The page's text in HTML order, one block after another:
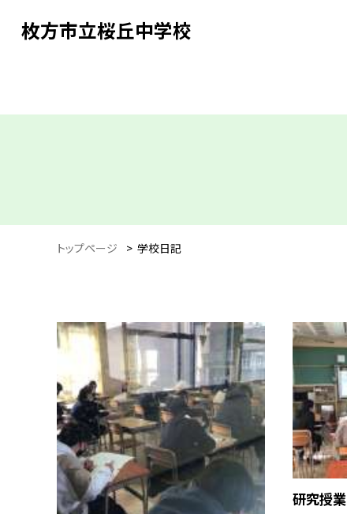
枚方市立桜丘中学校
トップページ > 学校日記
研究授業